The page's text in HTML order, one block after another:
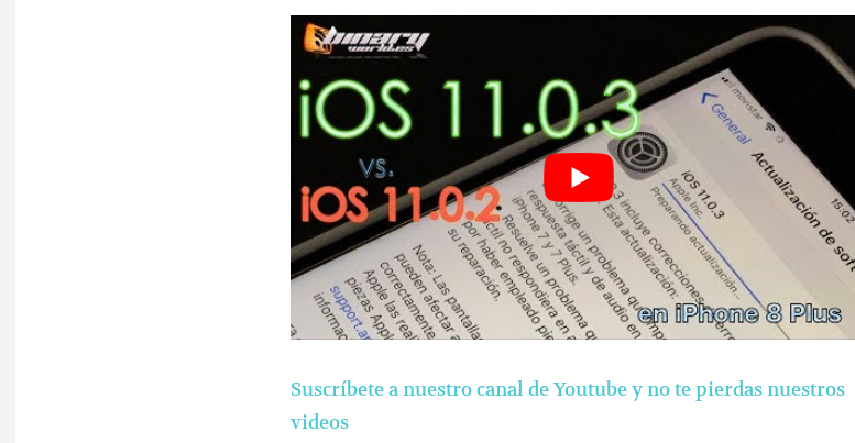
Suscríbete a nuestro canal de Youtube y no te pierdas nuestros
videos